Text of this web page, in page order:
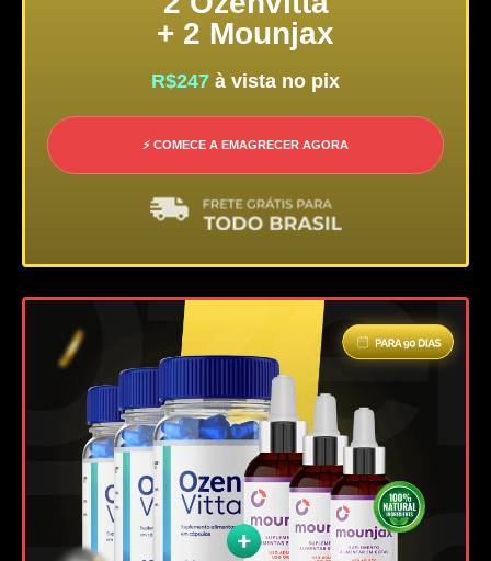
+ 2 Mounjax
R$247 à vista no pix
⚡ COMECE A EMAGRECER AGORA